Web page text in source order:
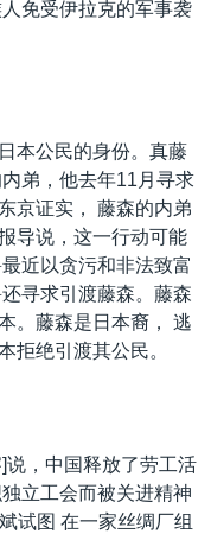
免受伊拉克的军事袭
本公民的身份。真藤
弟，他去年11月寻求
京证实， 藤森的内弟
导说，这一行动可能
近以贪污和非法致富
寻求引渡藤森。藤森
。藤森是日本裔， 逃
拒绝引渡其公民。
说，中国释放了劳工活
立工会而被关进精神
试图 在一家丝绸厂组